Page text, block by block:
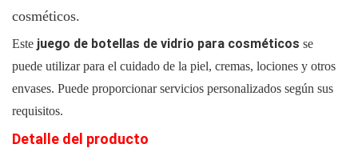
cosméticos.
Este juego de botellas de vidrio para cosméticos se
puede utilizar para el cuidado de la piel, cremas, lociones y otros
envases. Puede proporcionar servicios personalizados según sus
requisitos.
Detalle del producto